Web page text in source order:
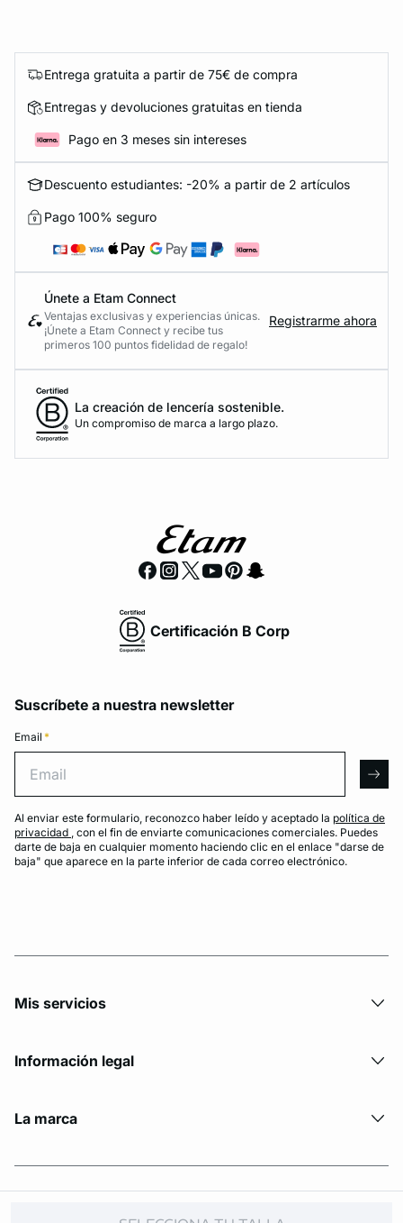
Entrega gratuita a partir de 75€ de compra
Entregas y devoluciones gratuitas en tienda
Pago en 3 meses sin intereses
Descuento estudiantes: -20% a partir de 2 artículos
Pago 100% seguro
Únete a Etam Connect
Ventajas exclusivas y experiencias únicas.
¡Únete a Etam Connect y recibe tus
primeros 100 puntos fidelidad de regalo!
Registrarme ahora
La creación de lencería sostenible.
Un compromiso de marca a largo plazo.
Certificación B Corp
Suscríbete a nuestra newsletter
Email *
Al enviar este formulario, reconozco haber leído y aceptado la política de
privacidad , con el fin de enviarte comunicaciones comerciales. Puedes
darte de baja en cualquier momento haciendo clic en el enlace "darse de
baja" que aparece en la parte inferior de cada correo electrónico.
Mis servicios
Información legal
La marca